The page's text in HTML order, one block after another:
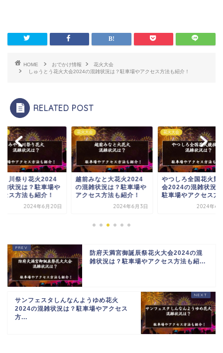
HOME おでかけ情報
花火大会
しゅうとう花火大会2024の混雑状況は？駐車場やアクセス方法も紹介！
RELATED POST
みなと大花火2024
雑状況は？駐車場や
セス方法も紹介！
2024年6月3日
花火大会
やつしろ全国花火競技大
会2024の混雑状況は？
駐車場やアクセス方法...
2024年6月30日
花火大会
豊岡柳まつり花火大
2024の混雑状況は
車場やアクセス方法
防府天満宮御誕辰祭花火大会2024の混
雑状況は？駐車場やアクセス方法も紹...
サンフェスタしんなんようゆめ花火
2024の混雑状況は？駐車場やアクセス
方...